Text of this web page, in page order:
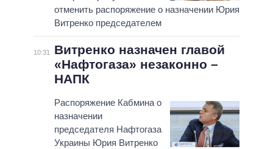
отменить распоряжение о назначении Юрия
Витренко председателем
10:31
Витренко назначен главой
«Нафтогаза» незаконно –
НАПК
Распоряжение Кабмина о
назначении
председателя Нафтогаза
Украины Юрия Витренко